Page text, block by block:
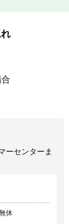
ーセンターま
休